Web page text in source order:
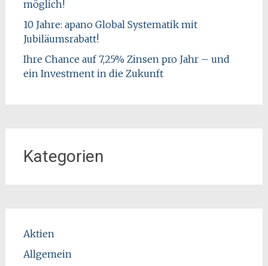
möglich!
10 Jahre: apano Global Systematik mit
Jubiläumsrabatt!
Ihre Chance auf 7,25% Zinsen pro Jahr – und
ein Investment in die Zukunft
Kategorien
Aktien
Allgemein